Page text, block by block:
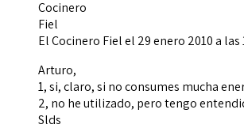
El Cocinero Fielel 29 enero 2010 a las
Arturo,
1, si, claro, si no consumes mucha
2, no he utilizado, pero tengo
Slds